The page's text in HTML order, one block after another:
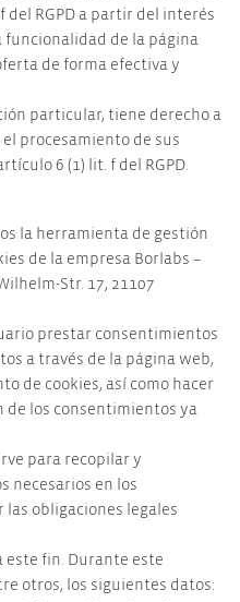
del RGPD a partir del interés
funcionalidad de la página
de forma efectiva y
particular, tiene derecho a
procesamiento de sus
6 (1) lit. f del RGPD.
la herramienta de gestión
de la empresa Borlabs –
Str. 17, 21107
prestar consentimientos
a través de la página web,
de cookies, así como hacer
de los consentimientos ya
para recopilar y
necesarios en los
obligaciones legales
este fin. Durante este
otros, los siguientes datos: